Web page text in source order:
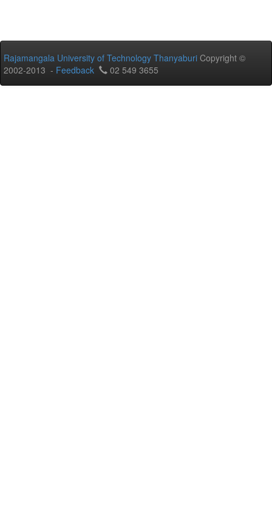
Rajamangala University of Technology Thanyaburi Copyright ©
2002-2013 - Feedback 02 549 3655